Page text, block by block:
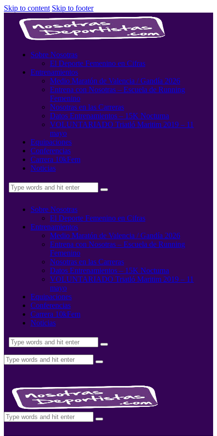
Skip to content Skip to footer
Sobre Nosotras
El Deporte Femenino en Cifras
Entrenamientos
Medio Maratón de Valencia / Gandía 2026
Entrena con Nosotras – Escuela de Running
Femenino
Nosotras en las Carreras
Datos Entrenamientos – 15K Nocturna
VOLUNTARIADO Triatló Maritim 2019 – 11
mayo
Equipaciones
Conferencias
Carrera 10kFem
Noticias
Sobre Nosotras
El Deporte Femenino en Cifras
Entrenamientos
Medio Maratón de Valencia / Gandía 2026
Entrena con Nosotras – Escuela de Running
Femenino
Nosotras en las Carreras
Datos Entrenamientos – 15K Nocturna
VOLUNTARIADO Triatló Maritim 2019 – 11
mayo
Equipaciones
Conferencias
Carrera 10kFem
Noticias